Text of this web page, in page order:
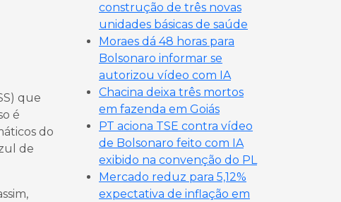
que
é
do
de
construção de três novas
unidades básicas de saúde
Moraes dá 48 horas para
Bolsonaro informar se
autorizou vídeo com IA
Chacina deixa três mortos
em fazenda em Goiás
PT aciona TSE contra vídeo
de Bolsonaro feito com IA
exibido na convenção do PL
Mercado reduz para 5,12%
expectativa de inflação em